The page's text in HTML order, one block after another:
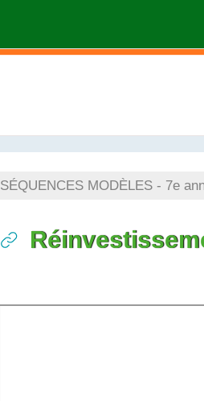
SÉQUENCES MODÈLES - 7e
Conditions d’achèvement